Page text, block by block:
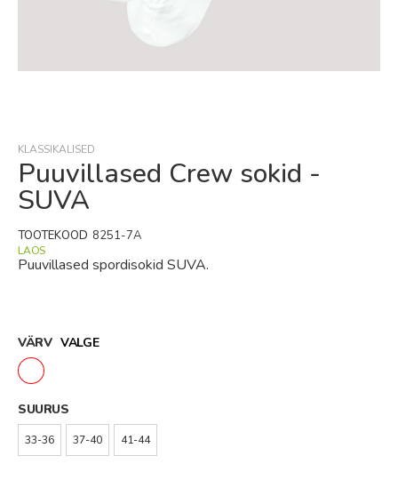
of
the
images
KLASSIKALISED
Puuvillased Crew sokid -
SUVA
Puuvillased spordisokid SUVA.
LAOS
TOOTEKOOD 8251-7A
VÄRV VALGE
SUURUS
33-36 37-40 41-44